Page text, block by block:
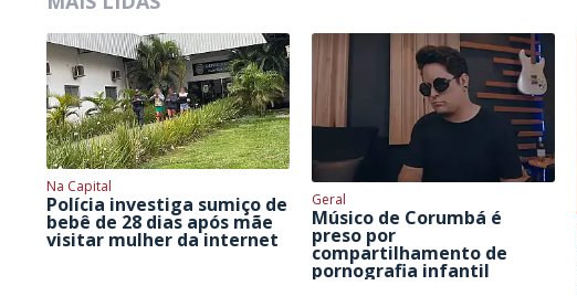
Na Capital
Polícia investiga sumiço de
bebê de 28 dias após mãe
visitar mulher da internet
Geral
Músico de Corumbá é
preso por
compartilhamento de
pornografia infantil